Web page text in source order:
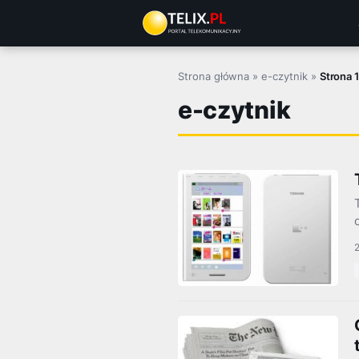
treści
Strona główna »e-czytnik » Strona
e-czytnik